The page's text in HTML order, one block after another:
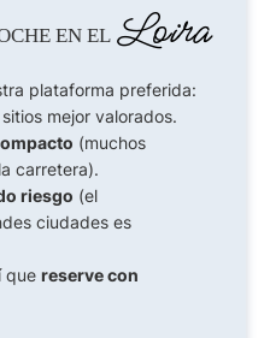
EN EL Loira
plataforma preferida:
mejor valorados.
(muchos
carretera).
riesgo (el
ciudades es
que reserve con